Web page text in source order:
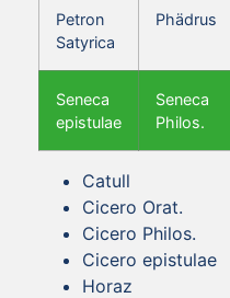
Petron
Satyrica
Phädrus
Seneca
epistulae
Seneca
Philos.
Catull
Cicero Orat.
Cicero Philos.
Cicero epistulae
Horaz